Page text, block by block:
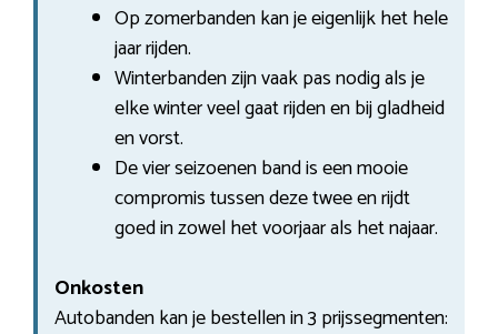
Op zomerbanden kan je eigenlijk het hele
jaar rijden.
Winterbanden zijn vaak pas nodig als je
elke winter veel gaat rijden en bij gladheid
en vorst.
De vier seizoenen band is een mooie
compromis tussen deze twee en rijdt
goed in zowel het voorjaar als het najaar.
Onkosten
Autobanden kan je bestellen in 3 prijssegmenten: